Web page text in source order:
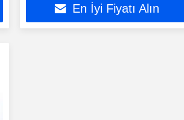
En İyi Fiyatı Alın